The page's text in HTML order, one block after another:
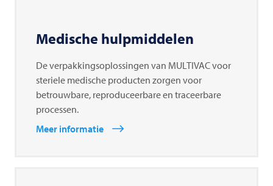
Medische hulpmiddelen
De verpakkingsoplossingen van MULTIVAC voor
steriele medische producten zorgen voor
betrouwbare, reproduceerbare en traceerbare
processen.
Meer informatie